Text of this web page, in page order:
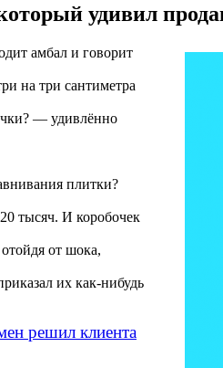
удивил
амбал и говорит
на три сантиметра
— удивлённо
плитки?
тысяч. И коробочек
от шока,
их как-нибудь
решил клиента